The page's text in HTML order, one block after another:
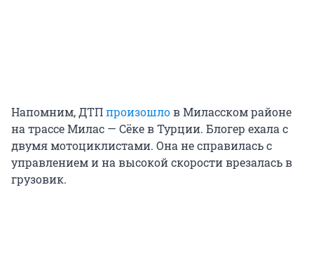
Напомним, ДТПпроизошлов Миласском районе
на трассе Милас — Сёке в Турции. Блогер ехала с
двумя мотоциклистами. Она не справилась с
управлением и на высокой скорости врезалась в
грузовик.